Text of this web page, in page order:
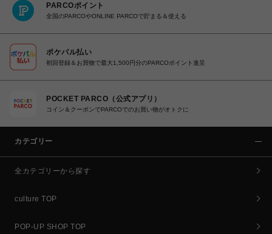
PARCOポイント
全国のPARCOやONLINE PARCOで貯まる＆使える
ポケパル払い
初回登録＆お買物で最大1,500円分のPARCOポイント進呈
POCKET PARCO（公式アプリ）
コイン＆クーポンでPARCOでのお買い物がオトクに
カテゴリー
全カテゴリーから探す
culture TOP
POP-UP SHOP TOP